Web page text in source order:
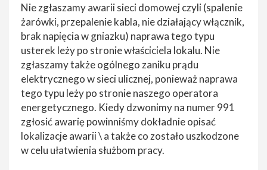
Nie zgłaszamy awarii sieci domowej czyli (spalenie
żarówki, przepalenie kabla, nie działający włącznik,
brak napięcia w gniazku) naprawa tego typu
usterek leży po stronie właściciela lokalu. Nie
zgłaszamy także ogólnego zaniku prądu
elektrycznego w sieci ulicznej, ponieważ naprawa
tego typu leży po stronie naszego operatora
energetycznego. Kiedy dzwonimy na numer 991
zgłosić awarię powinniśmy dokładnie opisać
lokalizacje awarii \ a także co zostało uszkodzone
w celu ułatwienia służbom pracy.